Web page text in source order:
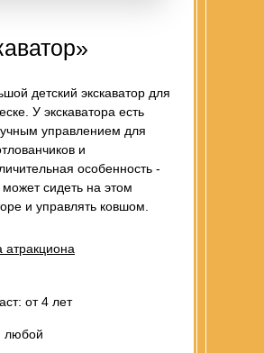
атракциона
от 4 лет
любой
детский экскаватор для
У экскаватора есть
управлением для
и
особенность -
может сидеть на этом
и управлять ковшом.